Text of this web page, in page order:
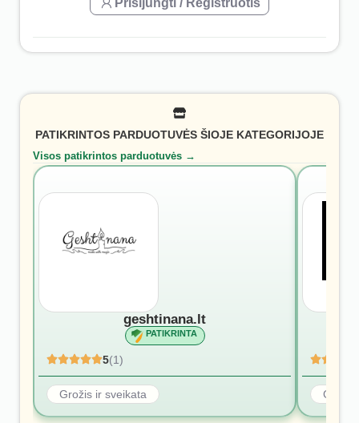
PATIKRINTOS PARDUOTUVĖS ŠIOJE KATEGORIJOJE
Visos patikrintos parduotuvės →
geshtinana.lt
PATIKRINTA
5(1)
Grožis ir sveikata Grožis